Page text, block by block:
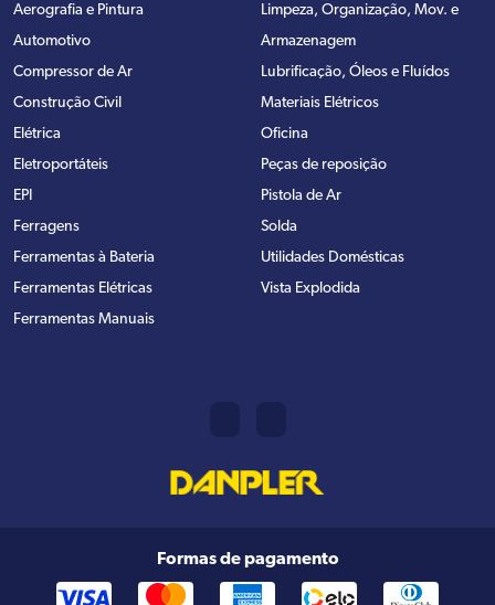
Aerografia e Pintura
Automotivo
Compressor de Ar
Construção Civil
Elétrica
Eletroportáteis
EPI
Ferragens
Ferramentas à Bateria
Ferramentas Elétricas
Ferramentas Manuais
Limpeza, Organização, Mov. e
Armazenagem
Lubrificação, Óleos e Fluídos
Materiais Elétricos
Oficina
Peças de reposição
Pistola de Ar
Solda
Utilidades Domésticas
Vista Explodida
Formas de pagamento